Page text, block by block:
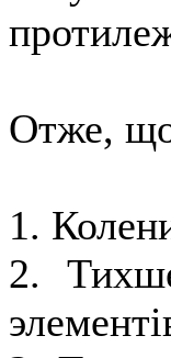
Отже, що
1.
2.